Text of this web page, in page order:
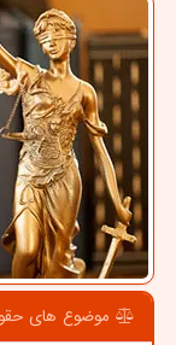
موضوع های